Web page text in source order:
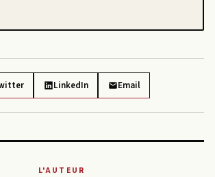
LinkedIn Email
L'AUTEUR